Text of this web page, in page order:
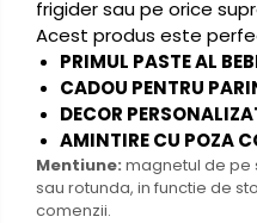
frigider sau pe orice
Acest produs este
PRIMUL PASTE AL
CADOU PENTRU
DECOR
AMINTIRE CU POZA
Mentiune: magnetul de pe
sau rotunda, in functie de
comenzii.